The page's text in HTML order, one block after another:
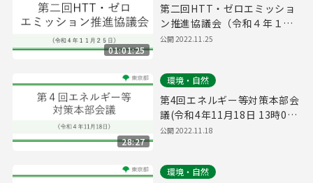
01:01:25
第二回HTT・ゼロエミッショ
ン推進協議会（令和４年１１
月２５日 １１時００分～）
公開2022.11.25
28:27
環境・自然
第4回エネルギー等対策本部会
議(令和4年11月18日 13時00
分～)
公開2022.11.18
環境・自然